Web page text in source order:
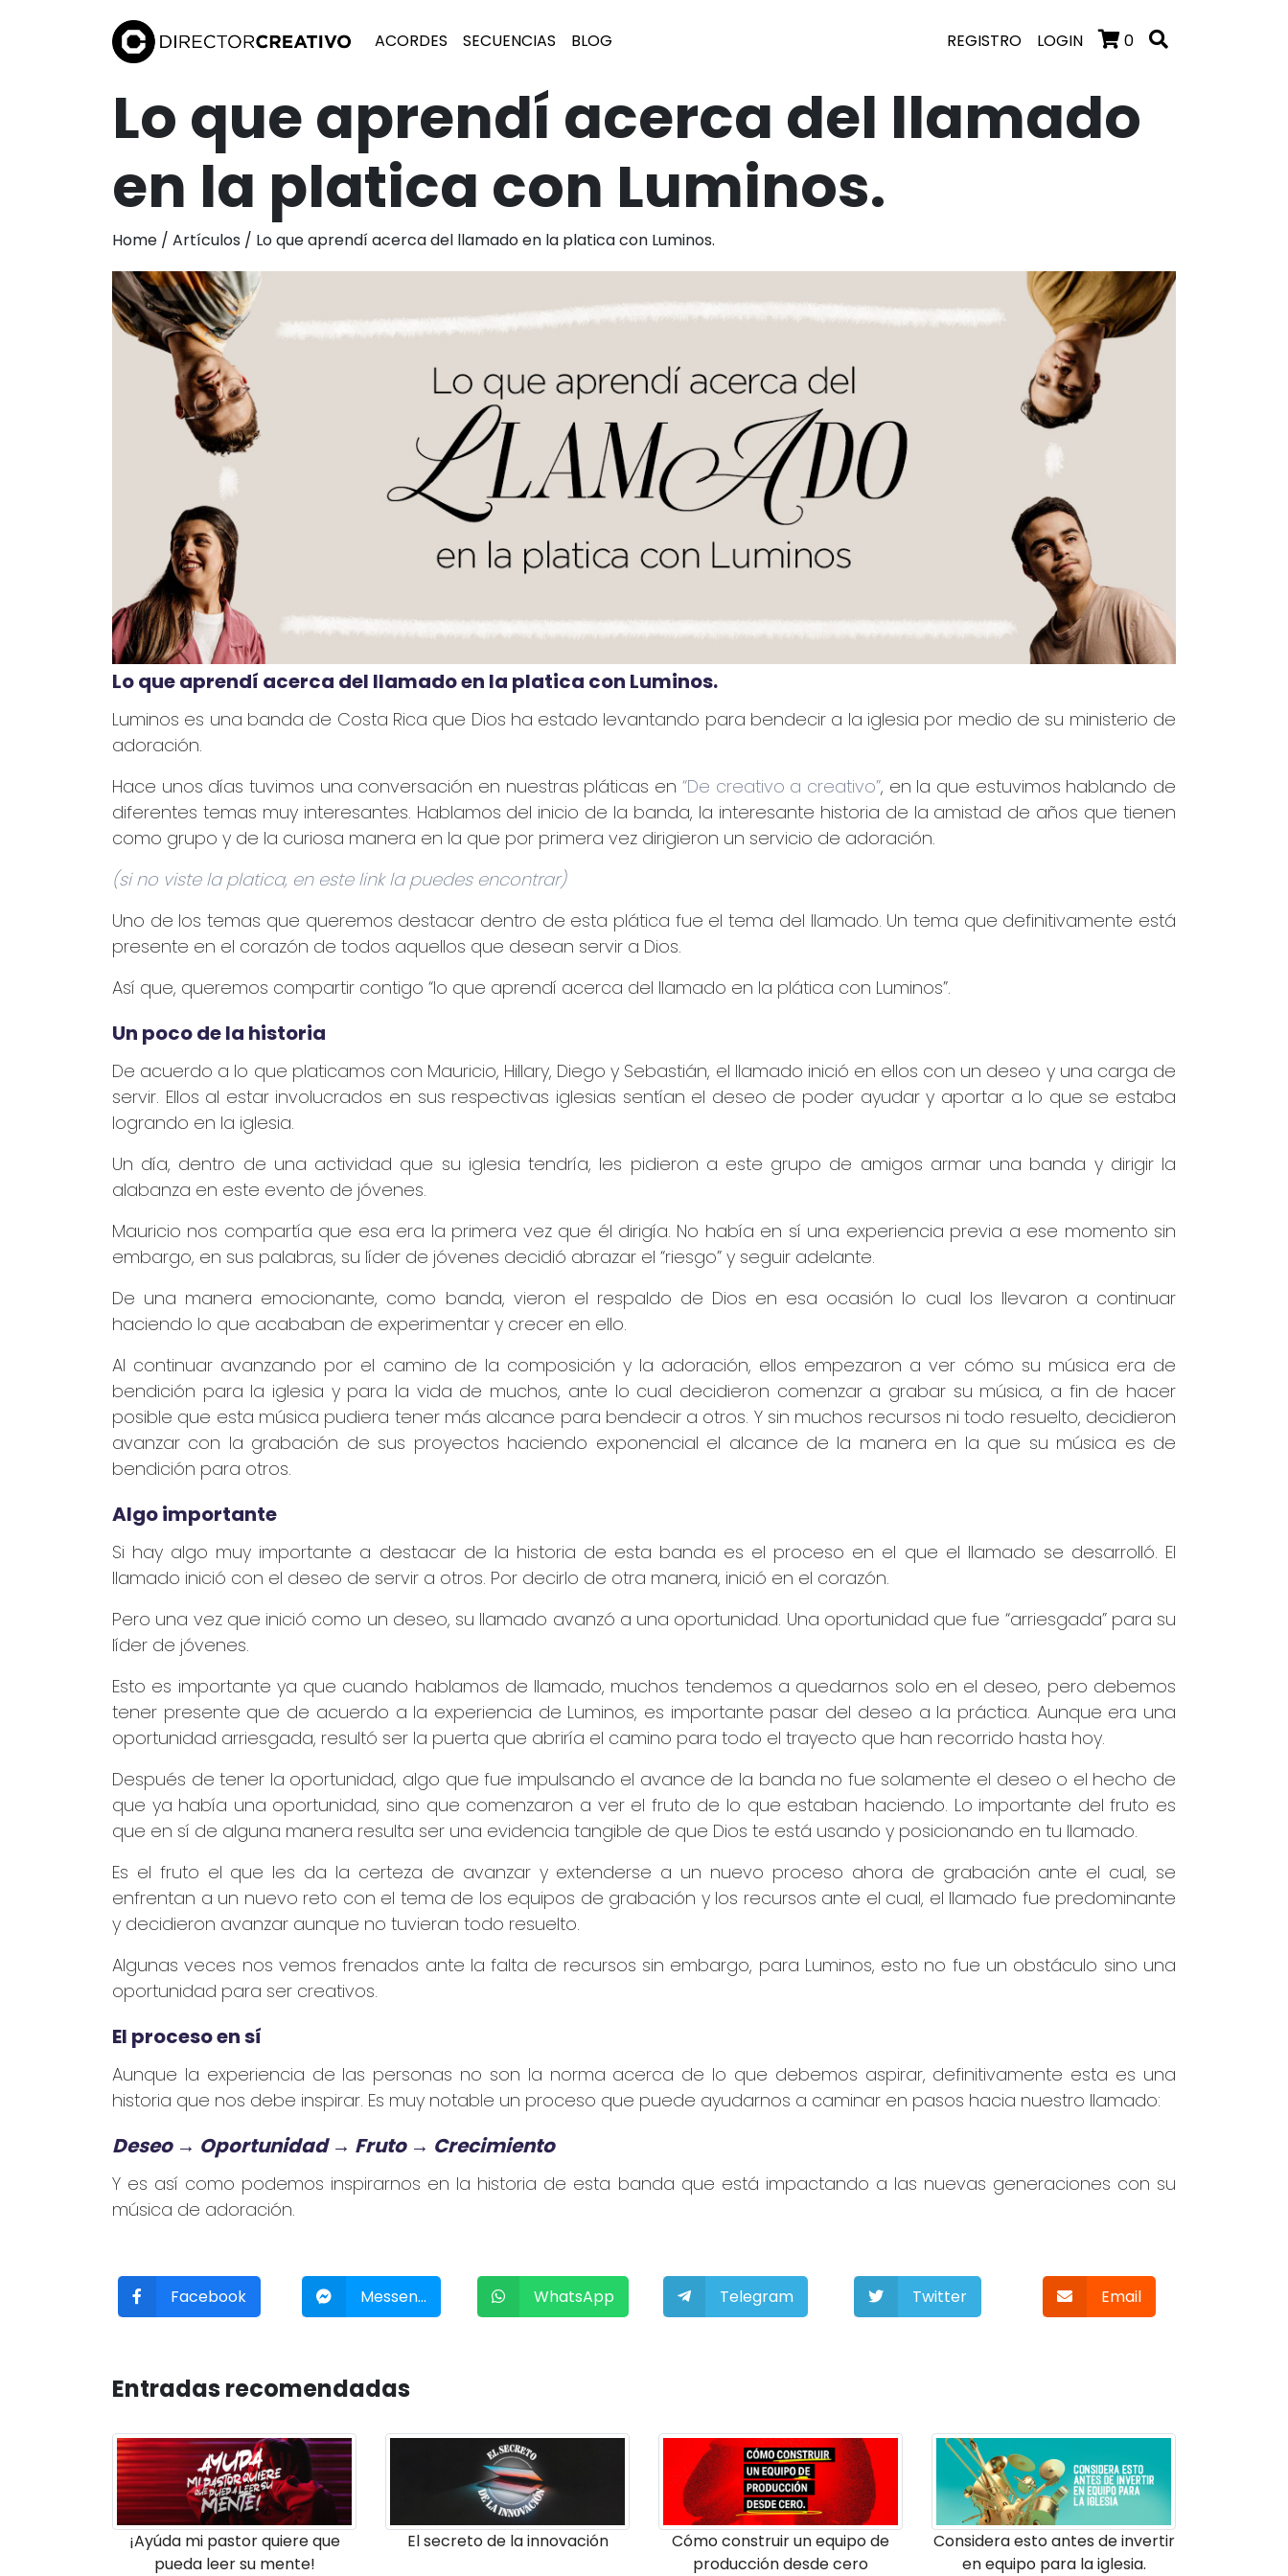
ACORDES SECUENCIAS BLOG REGISTRO LOGIN 0
Lo que aprendí acerca del llamado
en la platica con Luminos.
Home / Artículos / Lo que aprendí acerca del llamado en la platica con Luminos.
Lo que aprendí acerca del llamado en la platica con Luminos.
Luminos es una banda de Costa Rica que Dios ha estado levantando para bendecir a la iglesia por medio de su ministerio de
adoración.
Hace unos días tuvimos una conversación en nuestras pláticas en “De creativo a creativo”, en la que estuvimos hablando de
diferentes temas muy interesantes. Hablamos del inicio de la banda, la interesante historia de la amistad de años que tienen
como grupo y de la curiosa manera en la que por primera vez dirigieron un servicio de adoración.
(si no viste la platica, en este link la puedes encontrar)
Uno de los temas que queremos destacar dentro de esta plática fue el tema del llamado. Un tema que definitivamente está
presente en el corazón de todos aquellos que desean servir a Dios.
Así que, queremos compartir contigo “lo que aprendí acerca del llamado en la plática con Luminos”.
Un poco de la historia
De acuerdo a lo que platicamos con Mauricio, Hillary, Diego y Sebastián, el llamado inició en ellos con un deseo y una carga de
servir. Ellos al estar involucrados en sus respectivas iglesias sentían el deseo de poder ayudar y aportar a lo que se estaba
logrando en la iglesia.
Un día, dentro de una actividad que su iglesia tendría, les pidieron a este grupo de amigos armar una banda y dirigir la
alabanza en este evento de jóvenes.
Mauricio nos compartía que esa era la primera vez que él dirigía. No había en sí una experiencia previa a ese momento sin
embargo, en sus palabras, su líder de jóvenes decidió abrazar el “riesgo” y seguir adelante.
De una manera emocionante, como banda, vieron el respaldo de Dios en esa ocasión lo cual los llevaron a continuar
haciendo lo que acababan de experimentar y crecer en ello.
Al continuar avanzando por el camino de la composición y la adoración, ellos empezaron a ver cómo su música era de
bendición para la iglesia y para la vida de muchos, ante lo cual decidieron comenzar a grabar su música, a fin de hacer
posible que esta música pudiera tener más alcance para bendecir a otros. Y sin muchos recursos ni todo resuelto, decidieron
avanzar con la grabación de sus proyectos haciendo exponencial el alcance de la manera en la que su música es de
bendición para otros.
Algo importante
Si hay algo muy importante a destacar de la historia de esta banda es el proceso en el que el llamado se desarrolló. El
llamado inició con el deseo de servir a otros. Por decirlo de otra manera, inició en el corazón.
Pero una vez que inició como un deseo, su llamado avanzó a una oportunidad. Una oportunidad que fue “arriesgada” para su
líder de jóvenes.
Esto es importante ya que cuando hablamos de llamado, muchos tendemos a quedarnos solo en el deseo, pero debemos
tener presente que de acuerdo a la experiencia de Luminos, es importante pasar del deseo a la práctica. Aunque era una
oportunidad arriesgada, resultó ser la puerta que abriría el camino para todo el trayecto que han recorrido hasta hoy.
Después de tener la oportunidad, algo que fue impulsando el avance de la banda no fue solamente el deseo o el hecho de
que ya había una oportunidad, sino que comenzaron a ver el fruto de lo que estaban haciendo. Lo importante del fruto es
que en sí de alguna manera resulta ser una evidencia tangible de que Dios te está usando y posicionando en tu llamado.
Es el fruto el que les da la certeza de avanzar y extenderse a un nuevo proceso ahora de grabación ante el cual, se
enfrentan a un nuevo reto con el tema de los equipos de grabación y los recursos ante el cual, el llamado fue predominante
y decidieron avanzar aunque no tuvieran todo resuelto.
Algunas veces nos vemos frenados ante la falta de recursos sin embargo, para Luminos, esto no fue un obstáculo sino una
oportunidad para ser creativos.
El proceso en sí
Aunque la experiencia de las personas no son la norma acerca de lo que debemos aspirar, definitivamente esta es una
historia que nos debe inspirar. Es muy notable un proceso que puede ayudarnos a caminar en pasos hacia nuestro llamado:
Deseo → Oportunidad → Fruto → Crecimiento
Y es así como podemos inspirarnos en la historia de esta banda que está impactando a las nuevas generaciones con su
música de adoración.
Facebook Messen... WhatsApp Telegram Twitter Email
Entradas recomendadas
¡Ayúda mi pastor quiere que
pueda leer su mente!
El secreto de la innovación
Cómo construir un equipo de
producción desde cero
Considera esto antes de invertir
en equipo para la iglesia.